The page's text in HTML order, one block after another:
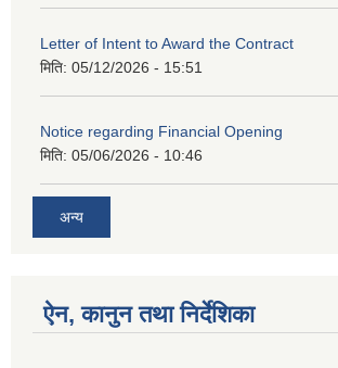
Letter of Intent to Award the Contract
मिति: 05/12/2026 - 15:51
Notice regarding Financial Opening
मिति: 05/06/2026 - 10:46
अन्य
ऐन, कानुन तथा निर्देशिका